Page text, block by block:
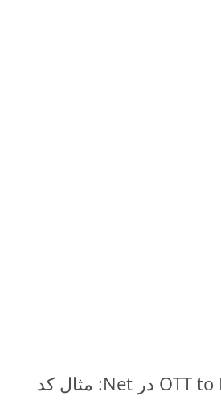
نحوه تبدیل OTT to EMF در Net: مثال کد